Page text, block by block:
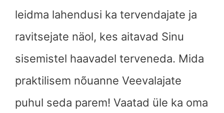
leidma lahendusi ka tervendajate ja
ravitsejate näol, kes aitavad Sinu
sisemistel haavadel terveneda. Mida
praktilisem nõuanne Veevalajate
puhul seda parem! Vaatad üle ka oma